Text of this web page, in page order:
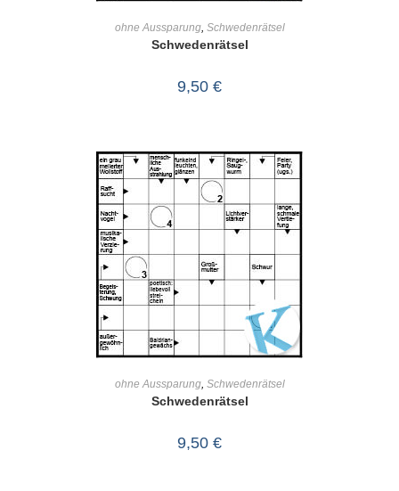
ohne Aussparung, Schwedenrätsel
Schwedenrätsel
9,50 €
ohne Aussparung, Schwedenrätsel
Schwedenrätsel
9,50 €